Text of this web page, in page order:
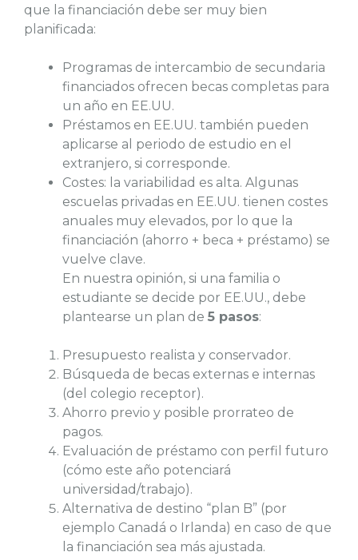
que la financiación debe ser muy bien
planificada:
Programas de intercambio de secundaria
financiados ofrecen becas completas para
un año en EE.UU.
Préstamos en EE.UU. también pueden
aplicarse al periodo de estudio en el
extranjero, si corresponde.
Costes: la variabilidad es alta. Algunas
escuelas privadas en EE.UU. tienen costes
anuales muy elevados, por lo que la
financiación (ahorro + beca + préstamo) se
vuelve clave.
En nuestra opinión, si una familia o
estudiante se decide por EE.UU., debe
plantearse un plan de 5 pasos:
Presupuesto realista y conservador.
Búsqueda de becas externas e internas
(del colegio receptor).
Ahorro previo y posible prorrateo de
pagos.
Evaluación de préstamo con perfil futuro
(cómo este año potenciará
universidad/trabajo).
Alternativa de destino “plan B” (por
ejemplo Canadá o Irlanda) en caso de que
la financiación sea más ajustada.